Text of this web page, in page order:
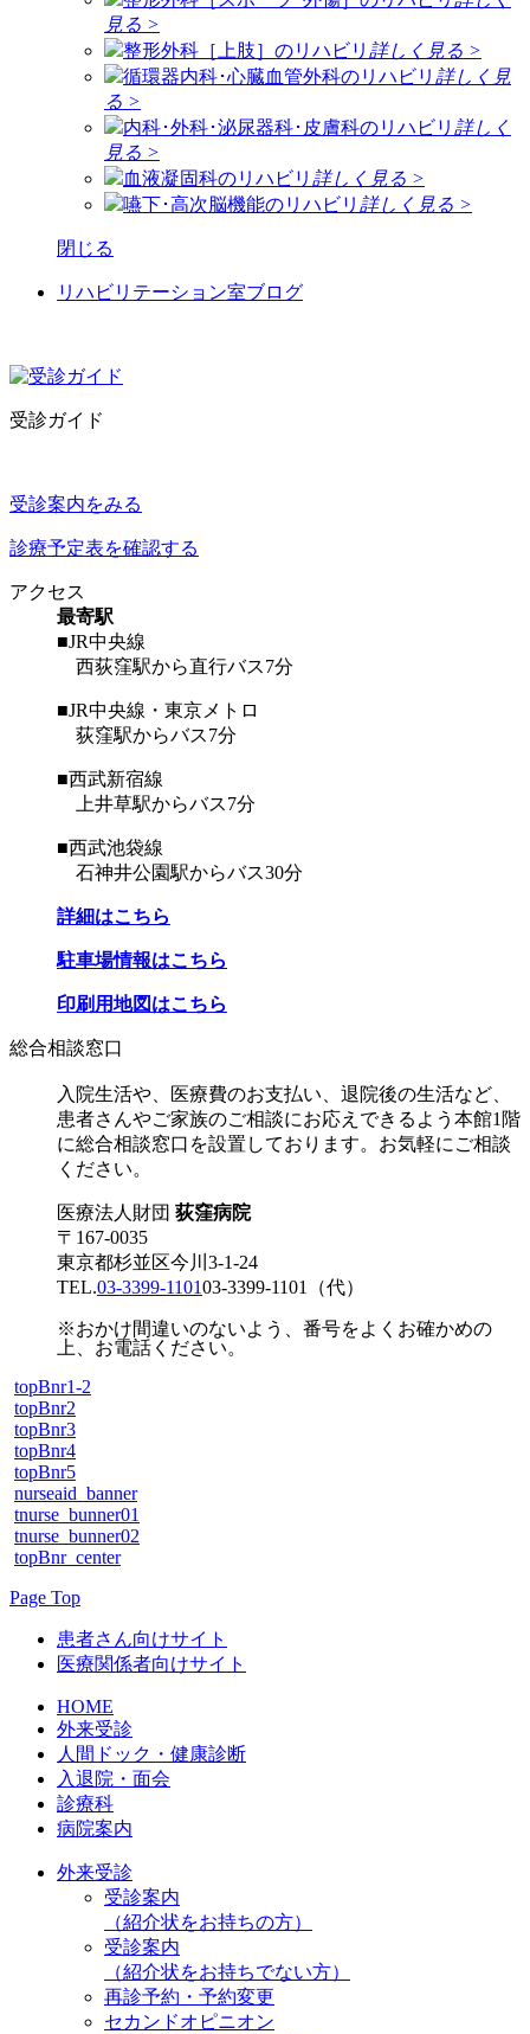
見る >
整形外科［上肢］のリハビリ 詳しく見る >
循環器内科･心臓血管外科のリハビリ 詳しく見
る >
内科･外科･泌尿器科･皮膚科のリハビリ 詳しく
見る >
血液凝固科のリハビリ 詳しく見る >
嚥下･高次脳機能のリハビリ 詳しく見る >
閉じる
リハビリテーション室ブログ
受診ガイド
受診案内をみる
診療予定表を確認する
アクセス
最寄駅
■JR中央線
西荻窪駅から直行バス7分
■JR中央線・東京メトロ
荻窪駅からバス7分
■西武新宿線
上井草駅からバス7分
■西武池袋線
石神井公園駅からバス30分
詳細はこちら
駐車場情報はこちら
印刷用地図はこちら
総合相談窓口
入院生活や、医療費のお支払い、退院後の生活など、
患者さんやご家族のご相談にお応えできるよう本館1階
に総合相談窓口を設置しております。お気軽にご相談
ください。
医療法人財団 荻窪病院
〒167-0035
東京都杉並区今川3-1-24
TEL.03-3399-110103-3399-1101 （代）
※おかけ間違いのないよう、番号をよくお確かめの
上、お電話ください。
topBnr1-2
topBnr2
topBnr3
topBnr4
topBnr5
nurseaid_banner
tnurse_bunner01
tnurse_bunner02
topBnr_center
Page Top
患者さん向けサイト
医療関係者向けサイト
HOME
外来受診
人間ドック・健康診断
入退院・面会
診療科
病院案内
外来受診
受診案内
（紹介状をお持ちの方）
受診案内
（紹介状をお持ちでない方）
再診予約・予約変更
セカンドオピニオン